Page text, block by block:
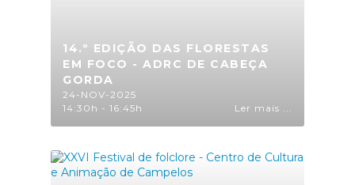
14.º EDIÇÃO DAS FLORESTAS
EM FOCO - ADRC DE CABEÇA
GORDA
24-NOV-2025
14:30h - 16:45h
Ler mais ...